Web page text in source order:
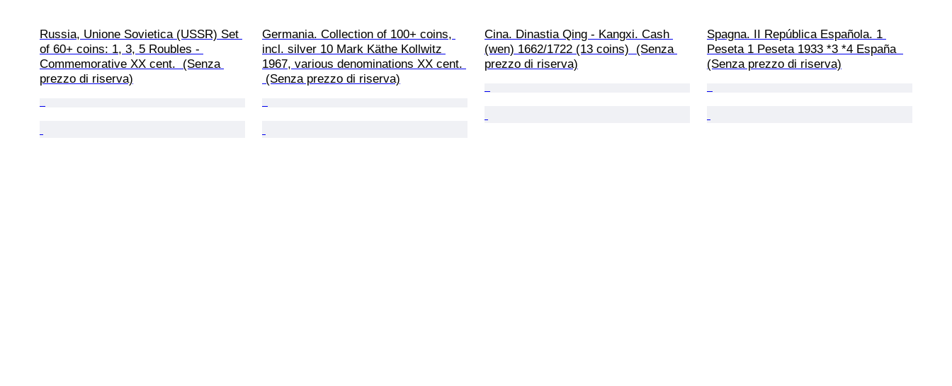
Russia, Unione Sovietica (USSR) Set
of 60+ coins: 1, 3, 5 Roubles -
Commemorative XX cent.  (Senza
prezzo di riserva)
Germania. Collection of 100+ coins,
incl. silver 10 Mark Käthe Kollwitz
1967, various denominations XX cent.
(Senza prezzo di riserva)
Cina. Dinastia Qing - Kangxi. Cash
(wen) 1662/1722 (13 coins)  (Senza
prezzo di riserva)
Spagna. II República Española. 1
Peseta 1 Peseta 1933 *3 *4 España
(Senza prezzo di riserva)